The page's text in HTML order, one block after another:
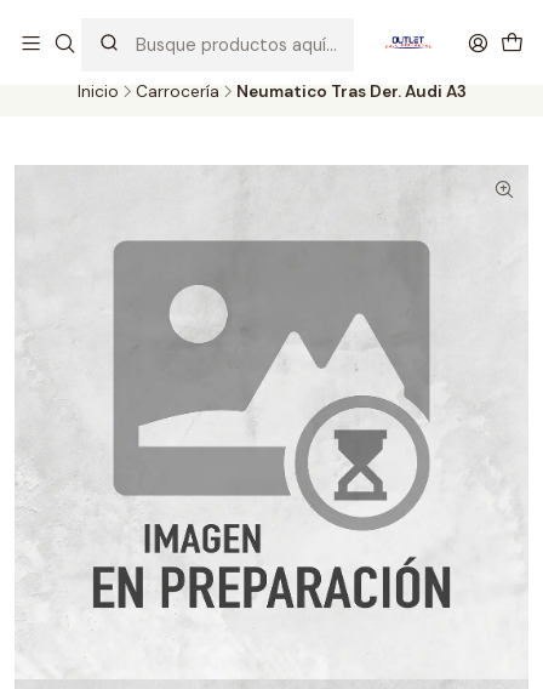
probados con altos estándares de calidad.
Inicio Carrocería Neumatico Tras Der. Audi A3